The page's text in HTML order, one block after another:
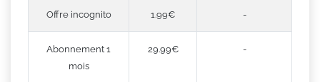
Offre incognito 1.99€ -
Abonnement 1
mois
29.99€ -